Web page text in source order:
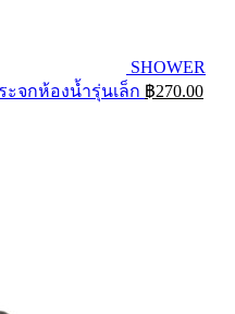
SHOWER
ะจกห้องน้ำรุ่นเล็ก ฿270.00